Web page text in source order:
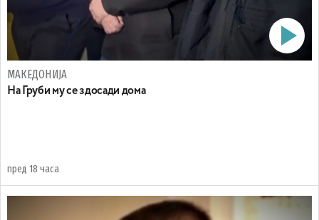
МАКЕДОНИЈА
На Груби му се здосади дома
пред 18 часа